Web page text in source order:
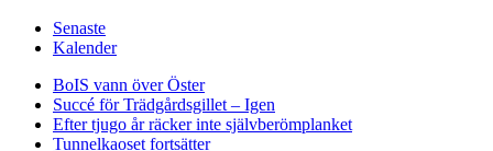
Senaste
Kalender
BoIS vann över Öster
Succé för Trädgårdsgillet – Igen
Efter tjugo år räcker inte självberömplanket
Tunnelkaoset fortsätter